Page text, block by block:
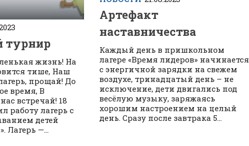
турнир
жизнь! На
тише, Наш
прощай! До
время, В
встречай! 18
работу лагерь с
детей
Лагерь —...
Артефакт
наставничества
Каждый день в пришкольном
лагере «Время лидеров» начинается
с энергичной зарядки на свежем
воздухе, тринадцатый день – не
исключение, дети двигались под
весёлую музыку, заряжаясь
хорошим настроением на целый
день. Сразу после завтрака 5...